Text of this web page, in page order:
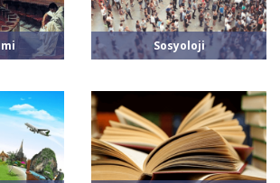
Sosyoloji